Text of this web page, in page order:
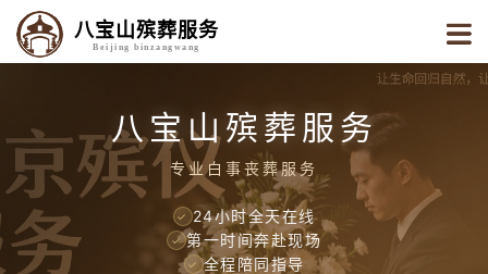
八宝山殡葬服务
Beijing binzangwang
八宝山殡葬服务
专业白事丧葬服务
✓ 24小时全天在线
✓ 第一时间奔赴现场
✓ 全程陪同指导